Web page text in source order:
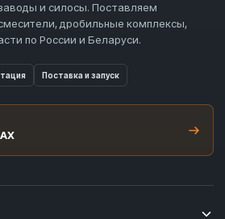
и силосы. Поставляем
дробильные комплексы,
по России и Беларуси.
Поставка и запуск